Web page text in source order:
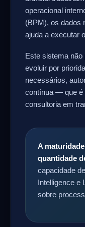
operacional
(BPM), os dados
ajuda a executar
Este sistema
evoluir por
necessários,
contínua — que é
consultoria em
A
quantidade
capacidade
Intelligence e
sobre